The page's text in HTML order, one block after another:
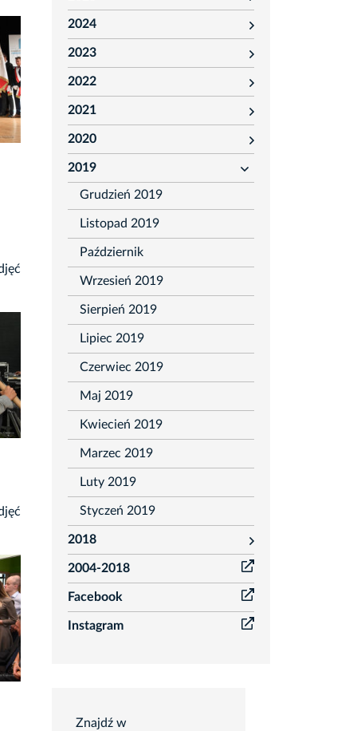
rozwiń
2024
rozwiń
2023
rozwiń
2022
rozwiń
2021
rozwiń
2020
rozwiń
2019
rozwiń
Grudzień 2019
Listopad 2019
Październik
Wrzesień 2019
Sierpień 2019
Lipiec 2019
Czerwiec 2019
Maj 2019
Kwiecień 2019
Marzec 2019
Luty 2019
Styczeń 2019
2018
rozwiń
2004-2018
Facebook
Instagram
OtoFotokroniki
Znajdź w